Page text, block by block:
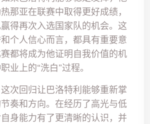
那亚在联赛中取得更好成绩，
得再次入选国家队的机会。这
个人信心而言，都具有重要意
都将成为他证明自我价值的机
业上的“洗白”过程。
次回归让巴洛特利能够重新掌
奏和方向。在经历了高光与低
身能力有了更清晰的认识，并